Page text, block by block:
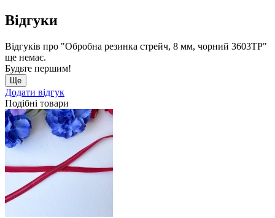
Відгуки
Відгуків про "Обробна резинка стрейч, 8 мм, чорний 3603ТР"
ще немає.
Будьте першим!
Ще
Додати відгук
Подібні товари